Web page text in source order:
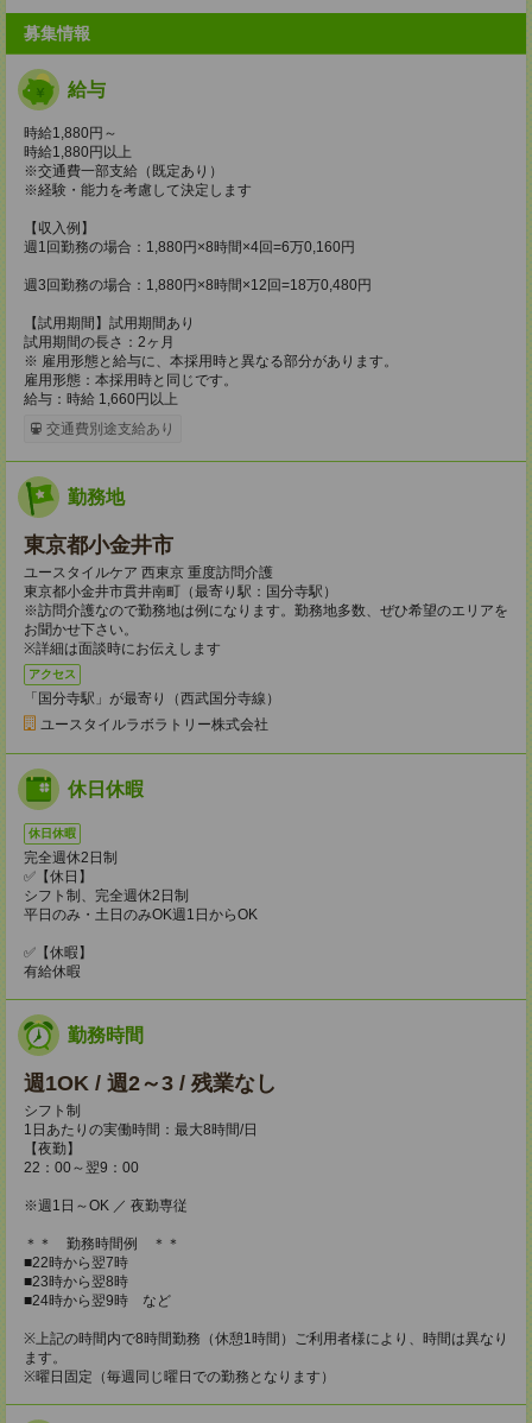
募集情報
給与
時給1,880円～
時給1,880円以上
※交通費一部支給（既定あり）
※経験・能力を考慮して決定します
【収入例】
週1回勤務の場合：1,880円×8時間×4回=6万0,160円
週3回勤務の場合：1,880円×8時間×12回=18万0,480円
【試用期間】試用期間あり
試用期間の長さ：2ヶ月
※ 雇用形態と給与に、本採用時と異なる部分があります。
雇用形態：本採用時と同じです。
給与：時給 1,660円以上
交通費別途支給あり
勤務地
東京都小金井市
ユースタイルケア 西東京 重度訪問介護
東京都小金井市貫井南町（最寄り駅：国分寺駅）
※訪問介護なので勤務地は例になります。勤務地多数、ぜひ希望のエリアを
お聞かせ下さい。
※詳細は面談時にお伝えします
アクセス
「国分寺駅」が最寄り（西武国分寺線）
ユースタイルラボラトリー株式会社
休日休暇
休日休暇
完全週休2日制
✅【休日】
シフト制、完全週休2日制
平日のみ・土日のみOK週1日からOK
✅【休暇】
有給休暇
勤務時間
週1OK / 週2～3 / 残業なし
シフト制
1日あたりの実働時間：最大8時間/日
【夜勤】
22：00～翌9：00
※週1日～OK ／ 夜勤専従
＊＊ 勤務時間例 ＊＊
■22時から翌7時
■23時から翌8時
■24時から翌9時 など
※上記の時間内で8時間勤務（休憩1時間）ご利用者様により、時間は異なり
ます。
※曜日固定（毎週同じ曜日での勤務となります）